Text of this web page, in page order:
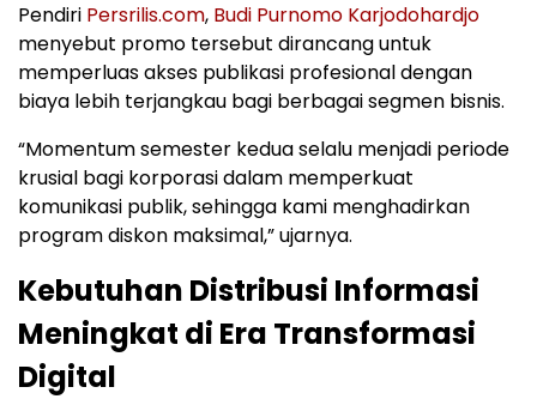
Pendiri Persrilis.com, Budi Purnomo Karjodohardjo
menyebut promo tersebut dirancang untuk
memperluas akses publikasi profesional dengan
biaya lebih terjangkau bagi berbagai segmen bisnis.
“Momentum semester kedua selalu menjadi periode
krusial bagi korporasi dalam memperkuat
komunikasi publik, sehingga kami menghadirkan
program diskon maksimal,” ujarnya.
Kebutuhan Distribusi Informasi
Meningkat di Era Transformasi
Digital